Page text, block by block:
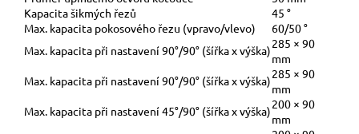
Kapacita šikmých řezů
45 °
Max. kapacita pokosového řezu (vpravo/vlevo)
60/50 °
Max. kapacita při nastavení 90°/90° (šířka x výška)285 × 90
mm
Max. kapacita při nastavení 90°/90° (šířka x výška)285 × 90
mm
Max. kapacita při nastavení 45°/90° (šířka x výška)200 × 90
mm